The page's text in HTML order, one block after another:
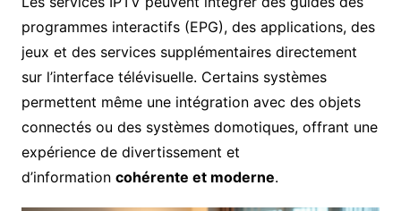
programmes interactifs (EPG), des applications, des
jeux et des services supplémentaires directement
sur l’interface télévisuelle. Certains systèmes
permettent même une intégration avec des objets
connectés ou des systèmes domotiques, offrant une
expérience de divertissement et
d’information cohérente et moderne.